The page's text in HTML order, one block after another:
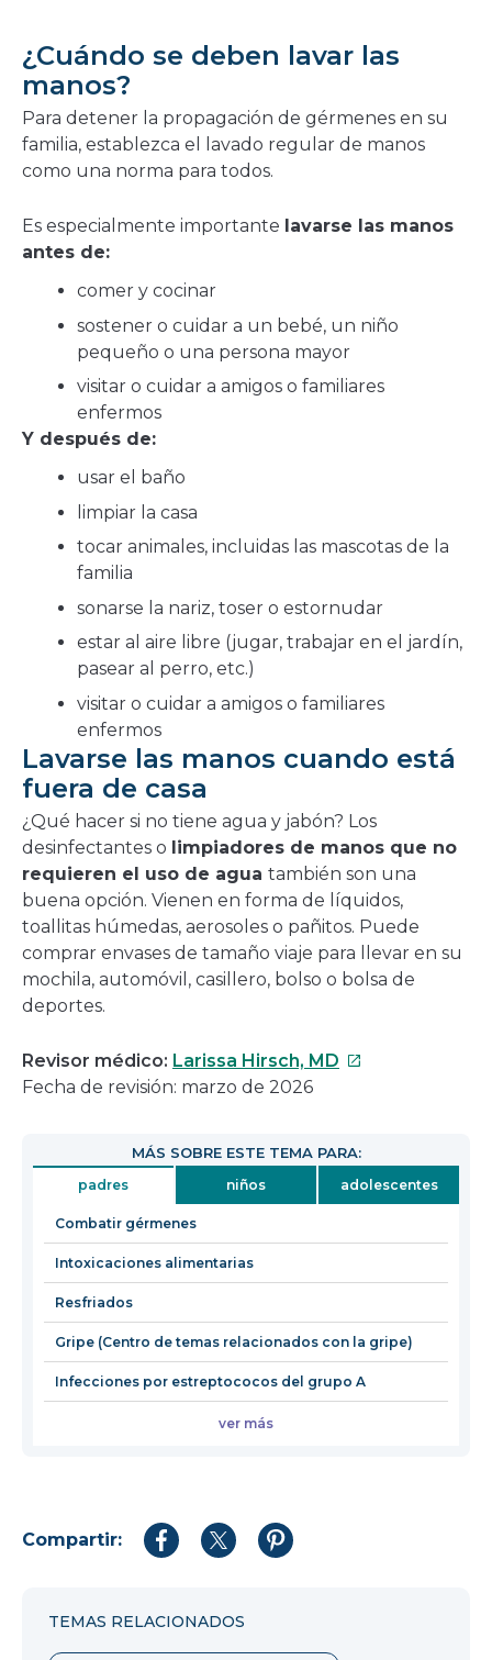
¿Cuándo se deben lavar las
manos?
Para detener la propagación de gérmenes en su
familia, establezca el lavado regular de manos
como una norma para todos.
Es especialmente importante lavarse las manos
antes de:
comer y cocinar
sostener o cuidar a un bebé, un niño
pequeño o una persona mayor
visitar o cuidar a amigos o familiares
enfermos
Y después de:
usar el baño
limpiar la casa
tocar animales, incluidas las mascotas de la
familia
sonarse la nariz, toser o estornudar
estar al aire libre (jugar, trabajar en el jardín,
pasear al perro, etc.)
visitar o cuidar a amigos o familiares
enfermos
Lavarse las manos cuando está
fuera de casa
¿Qué hacer si no tiene agua y jabón? Los
desinfectantes o limpiadores de manos que no
requieren el uso de agua también son una
buena opción. Vienen en forma de líquidos,
toallitas húmedas, aerosoles o pañitos. Puede
comprar envases de tamaño viaje para llevar en su
mochila, automóvil, casillero, bolso o bolsa de
deportes.
Revisor médico: Larissa Hirsch, MD Este
en
una
ventana
Fecha de revisión: marzo de 2026
MÁS SOBRE ESTE TEMA PARA:
padres niños adolescentes
Combatir gérmenes
Intoxicaciones alimentarias
Resfriados
Gripe (Centro de temas relacionados con la gripe)
Infecciones por estreptococos del grupo A
ver más
Compartir:
CompartirCompartirCompartir
TEMAS RELACIONADOS